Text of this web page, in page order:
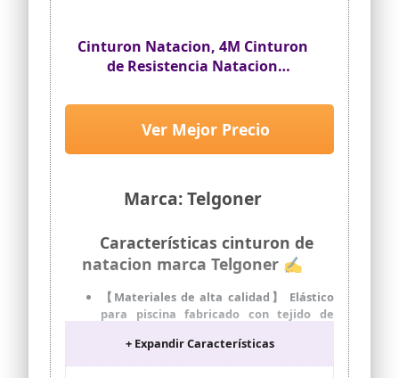
Cinturon Natacion, 4M Cinturon
de Resistencia Natacion
Cinturon Entrenamiento
Natacion para Adultos y Niños,
de Uso Profesional, Amateur o
Marca: Telgoner
Ver Mejor Precio
Características cinturon de
natacion marca Telgoner ✍
【Materiales de alta calidad】 Elástico
para piscina fabricado con tejido de
ancho adecuado. El cinturón de baño
está envuelto con espuma de expansión
+ Expandir Características